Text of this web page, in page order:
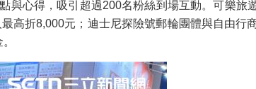
心得，吸引超過200名粉絲到場互動。可樂旅
高折8,000元；迪士尼探險號郵輪團體與自由行